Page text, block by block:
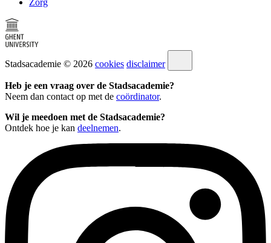
Zorg
Stadsacademie © 2026 cookies disclaimer
Heb je een vraag over de Stadsacademie?
Neem dan contact op met de coördinator.
Wil je meedoen met de Stadsacademie?
Ontdek hoe je kan deelnemen.